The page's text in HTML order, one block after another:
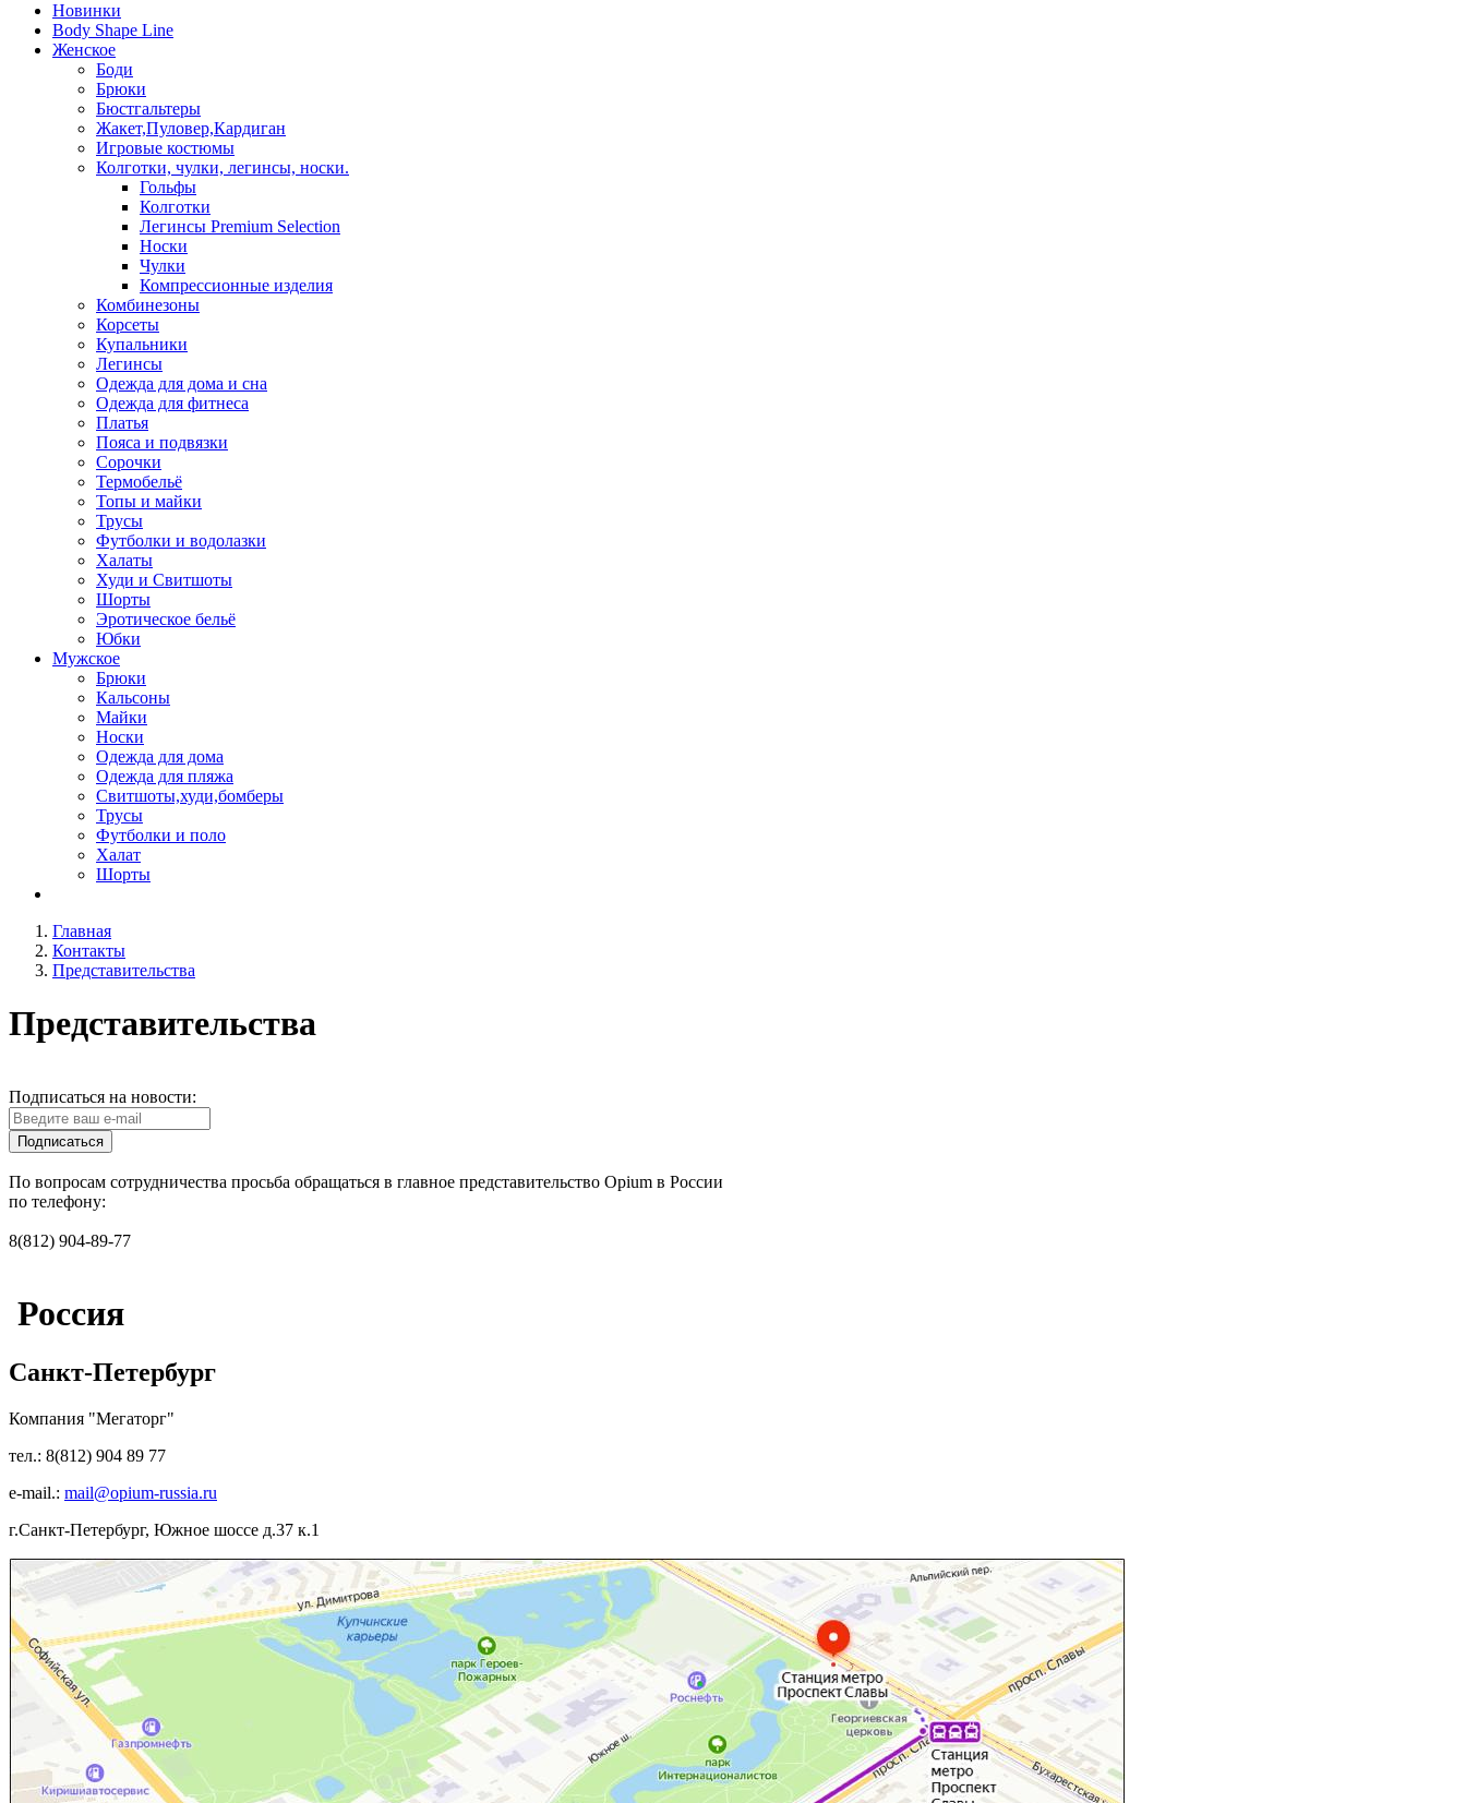
Новинки
Body Shape Line
Женское
Боди
Брюки
Бюстгальтеры
Жакет,Пуловер,Кардиган
Игровые костюмы
Колготки, чулки, легинсы, носки.
Гольфы
Колготки
Легинсы Premium Selection
Носки
Чулки
Компрессионные изделия
Комбинезоны
Корсеты
Купальники
Легинсы
Одежда для дома и сна
Одежда для фитнеса
Платья
Пояса и подвязки
Сорочки
Термобельё
Топы и майки
Трусы
Футболки и водолазки
Халаты
Худи и Свитшоты
Шорты
Эротическое бельё
Юбки
Мужское
Брюки
Кальсоны
Майки
Носки
Одежда для дома
Одежда для пляжа
Свитшоты,худи,бомберы
Трусы
Футболки и поло
Халат
Шорты
Главная
Контакты
Представительства
Представительства
Подписаться на новости:
Подписаться
По вопросам сотрудничества просьба обращаться в главное представительство Opium в России
по телефону:
8(812) 904-89-77
Россия
Санкт-Петербург
Компания "Мегаторг"
тел.: 8(812) 904 89 77
e-mail.: mail@opium-russia.ru
г.Санкт-Петербург, Южное шоссе д.37 к.1